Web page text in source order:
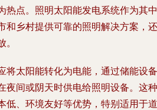
热点。照明太阳能发电系统作为其中
和乡村提供可靠的照明解决方案，还
将太阳能转化为电能，通过储能设备
夜间或阴天时供电给照明设备。这种
低、环境友好等优势，特别适用于道